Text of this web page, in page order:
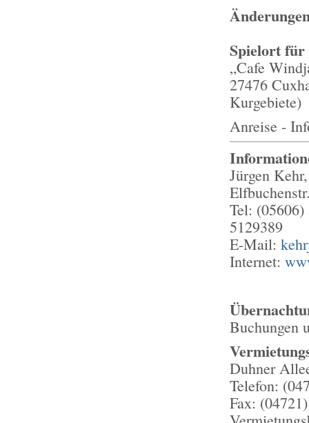
Spielort
„Cafe
27476
Kurgebiete)
Anreise -
Jürgen
Tel:
5129389
E-Mail:
Internet:
Buchungen
Duhner
Telefon:
Fax: